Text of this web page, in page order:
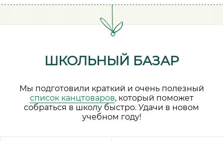
ШКОЛЬНЫЙ БАЗАР
Мы подготовили краткий и очень полезный
список канцтоваров, который поможет
собраться в школу быстро. Удачи в новом
учебном году!